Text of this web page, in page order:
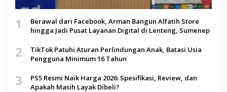
1
Berawal dari Facebook, Arman Bangun Alfatih Store
hingga Jadi Pusat Layanan Digital di Lenteng, Sumenep
2
TikTok Patuhi Aturan Perlindungan Anak, Batasi Usia
Pengguna Minimum 16 Tahun
3
PS5 Resmi Naik Harga 2026: Spesifikasi, Review, dan
Apakah Masih Layak Dibeli?